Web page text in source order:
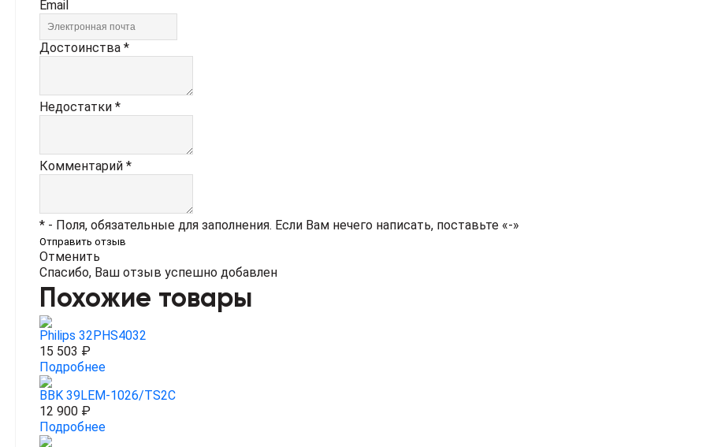
Email
Достоинства *
Недостатки *
Комментарий *
* - Поля, обязательные для заполнения. Если Вам нечего написать, поставьте «-»
Отправить отзыв
Отменить
Спасибо, Ваш отзыв успешно добавлен
Похожие товары
Philips 32PHS4032
15 503 ₽
Подробнее
BBK 39LEM-1026/TS2C
12 900 ₽
Подробнее